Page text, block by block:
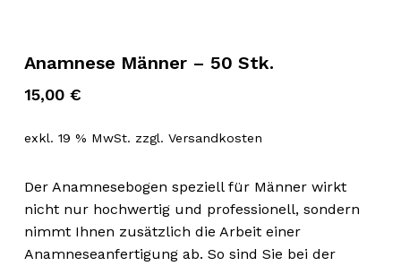
Anamnese Männer – 50 Stk.
15,00 €
exkl. 19 % MwSt. zzgl. Versandkosten
Der Anamnesebogen speziell für Männer wirkt
nicht nur hochwertig und professionell, sondern
nimmt Ihnen zusätzlich die Arbeit einer
Anamneseanfertigung ab. So sind Sie bei der